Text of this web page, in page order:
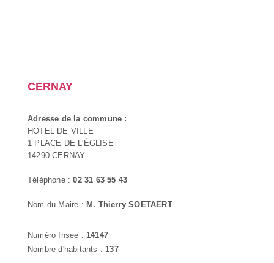
CERNAY
Adresse de la commune :
HOTEL DE VILLE
1 PLACE DE L'ÉGLISE
14290 CERNAY
Téléphone :02 31 63 55 43
Nom du Maire : M. Thierry SOETAERT
Numéro Insee : 14147
Nombre d'habitants : 137